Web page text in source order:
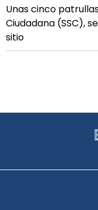
Unas cinco
Ciudadana (SSC),
sitio